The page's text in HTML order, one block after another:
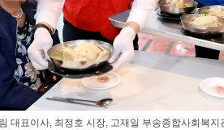
대표이사, 최정호 시장, 고재일 부송종합사회복